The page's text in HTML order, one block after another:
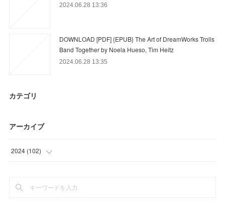
2024.06.28 13:36
DOWNLOAD [PDF] {EPUB} The Art of DreamWorks Trolls
Band Together by Noela Hueso, Tim Heitz
2024.06.28 13:35
カテゴリ
アーカイブ
2024 (102)
(